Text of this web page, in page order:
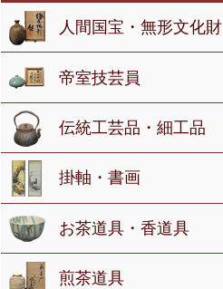
人間国宝・無形文化財
帝室技芸員
伝統工芸品・細工品
掛軸・書画
お茶道具・香道具
煎茶道具